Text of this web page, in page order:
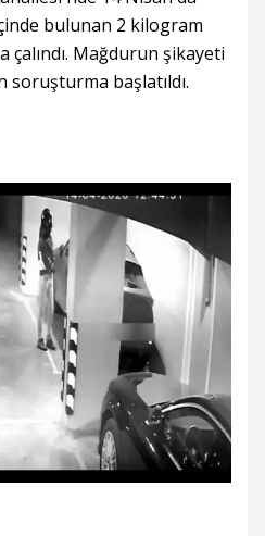
bulunan 2 kilogram
çalındı. Mağdurun şikayeti
başlatıldı.